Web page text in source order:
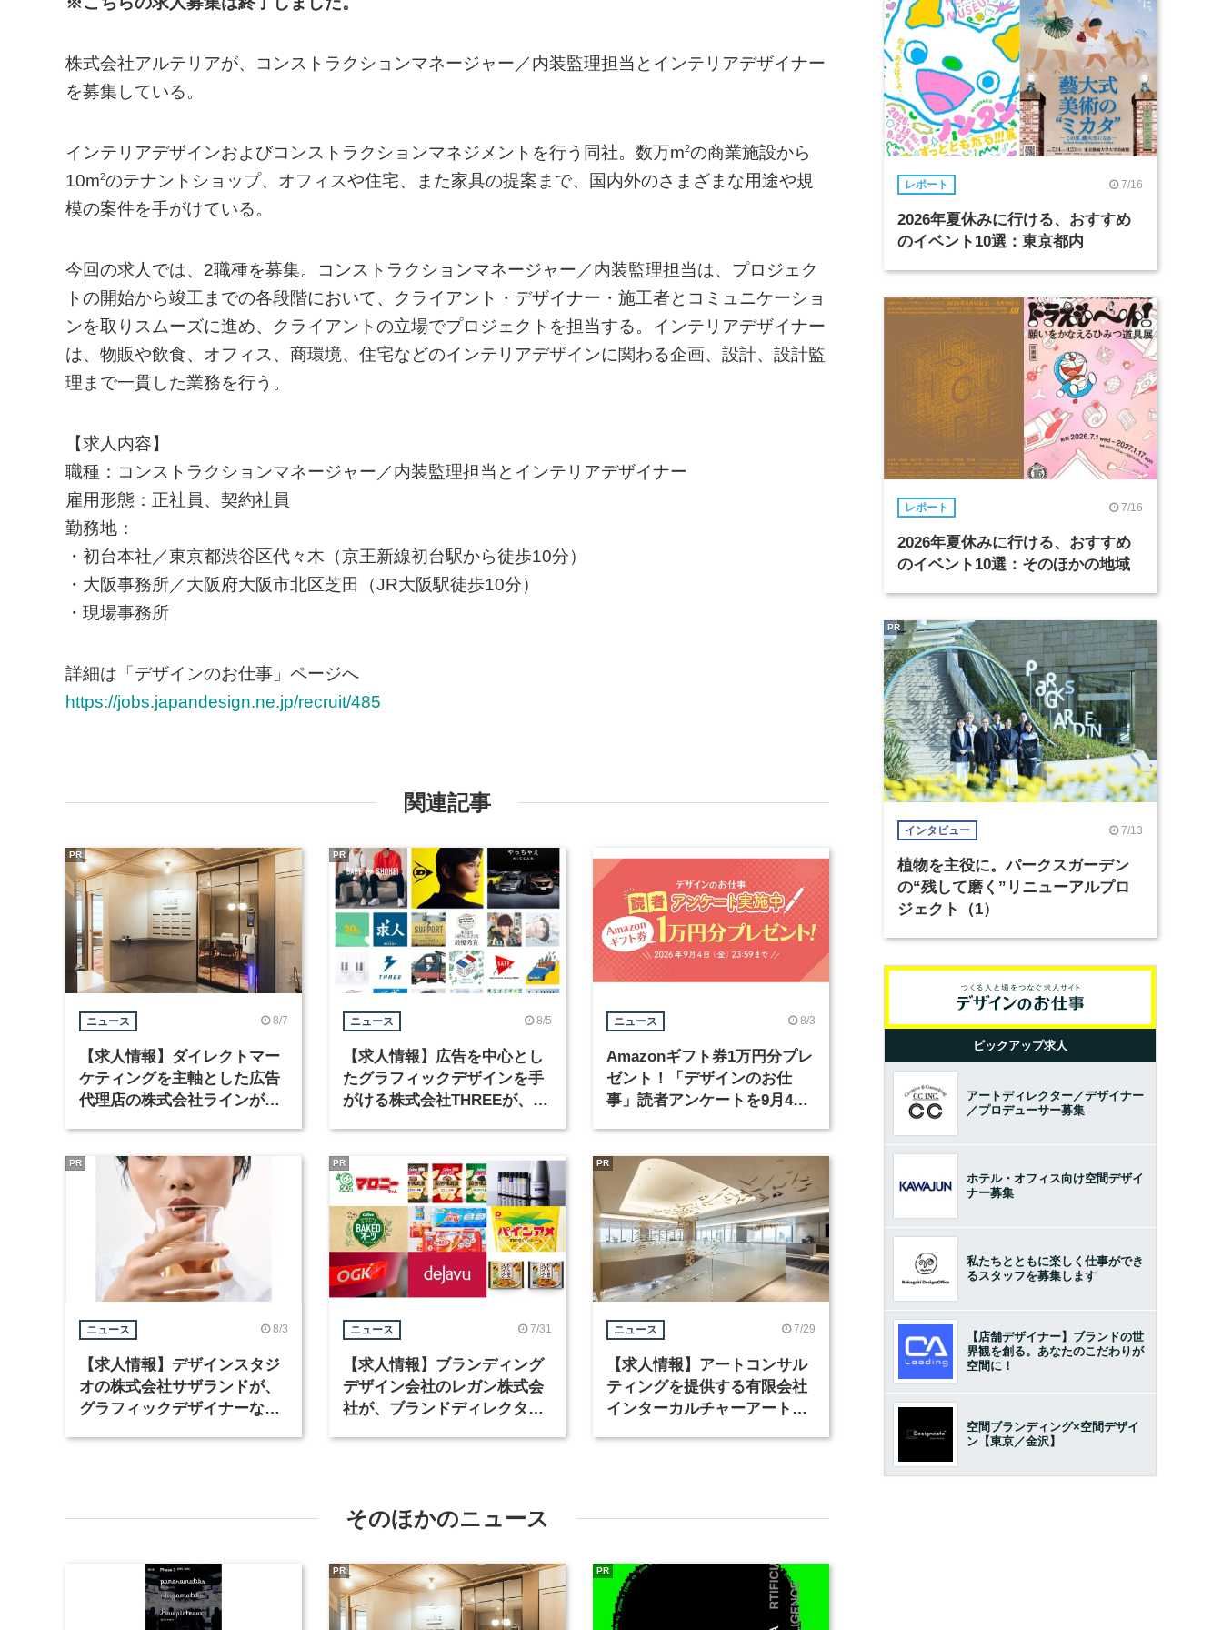
株式会社アルテリアが、コンストラクションマネージャー／内装監理担当とインテリアデザイナー
を募集している。
インテリアデザインおよびコンストラクションマネジメントを行う同社。数万m2の商業施設から
10m2のテナントショップ、オフィスや住宅、また家具の提案まで、国内外のさまざまな用途や規
模の案件を手がけている。
今回の求人では、2職種を募集。コンストラクションマネージャー／内装監理担当は、プロジェク
トの開始から竣工までの各段階において、クライアント・デザイナー・施工者とコミュニケーショ
ンを取りスムーズに進め、クライアントの立場でプロジェクトを担当する。インテリアデザイナー
は、物販や飲食、オフィス、商環境、住宅などのインテリアデザインに関わる企画、設計、設計監
理まで一貫した業務を行う。
【求人内容】
職種：コンストラクションマネージャー／内装監理担当とインテリアデザイナー
雇用形態：正社員、契約社員
勤務地：
・初台本社／東京都渋谷区代々木（京王新線初台駅から徒歩10分）
・大阪事務所／大阪府大阪市北区芝田（JR大阪駅徒歩10分）
・現場事務所
詳細は「デザインのお仕事」ページへ
https://jobs.japandesign.ne.jp/recruit/485
関連記事
ニュース 8/7
【求人情報】ダイレクトマー
ケティングを主軸とした広告
代理店の株式会社ラインが、
PR
ニュース 8/5
【求人情報】広告を中心とし
たグラフィックデザインを手
がける株式会社THREEが、グ
PR
ニュース 8/3
Amazonギフト券1万円分プレ
ゼント！「デザインのお仕
事」読者アンケートを9月4日
ニュース 8/3
【求人情報】デザインスタジ
オの株式会社サザランドが、
グラフィックデザイナーなど2
PR
ニュース 7/31
【求人情報】ブランディング
デザイン会社のレガン株式会
社が、ブランドディレクター
PR
ニュース 7/29
【求人情報】アートコンサル
ティングを提供する有限会社
インターカルチャーアート
PR
そのほかのニュース
PR PR
レポート 7/16
2026年夏休みに行ける、おすすめ
のイベント10選：東京都内
レポート 7/16
2026年夏休みに行ける、おすすめ
のイベント10選：そのほかの地域
インタビュー 7/13
植物を主役に。パークスガーデン
の“残して磨く”リニューアルプロ
ジェクト（1）
PR
ピックアップ求人
アートディレクター／デザイナー
／プロデューサー募集
ホテル・オフィス向け空間デザイ
ナー募集
私たちとともに楽しく仕事ができ
るスタッフを募集します
【店舗デザイナー】ブランドの世
界観を創る。あなたのこだわりが
空間に！
空間ブランディング×空間デザイ
ン【東京／金沢】